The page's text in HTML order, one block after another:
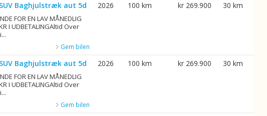
Baghjulstræk aut 5d
FOR EN LAV MÅNEDLIG
I UDBETALINGAltid Over
Gem bilen
2026 100 km kr 269.900 30 km
Baghjulstræk aut 5d
FOR EN LAV MÅNEDLIG
I UDBETALINGAltid Over
Gem bilen
2026 100 km kr 269.900 30 km